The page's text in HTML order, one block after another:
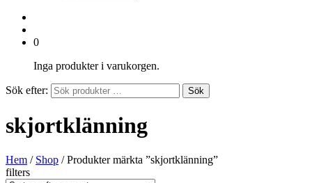
0
Inga produkter i varukorgen.
Sök efter: Sök
skjortklänning
Hem / Shop / Produkter märkta ”skjortklänning”
filters